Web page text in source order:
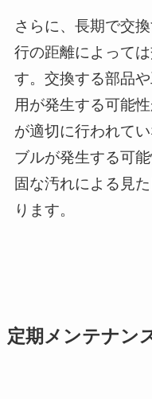
さらに、長期で交
行の距離によって
す。交換する部品
用が発生する可能
が適切に行われて
ブルが発生する可
固な汚れによる見
ります。
定期メンテナン